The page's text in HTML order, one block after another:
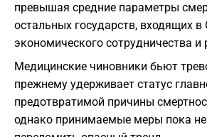
превышая средние параметры
остальных государств, входящих
экономического сотрудничества
Медицинские чиновники бьют
прежнему удерживает статус
предотвратимой причины
однако принимаемые меры пока